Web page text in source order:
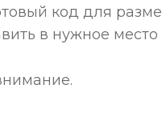
код для
в нужное